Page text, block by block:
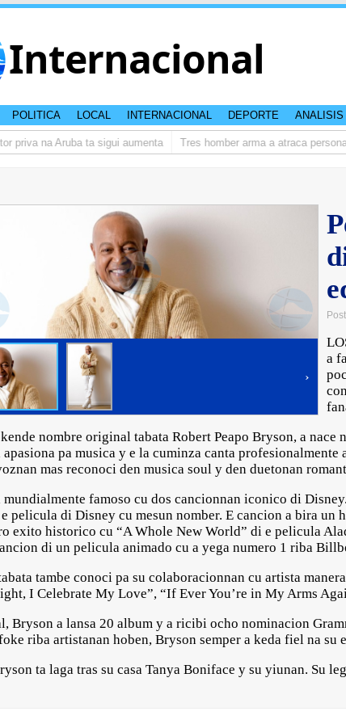
Internacional
POLITICA LOCAL INTERNACIONAL DEPORTE ANALISIS
na Aruba ta sigui aumenta Tres homber arma a atraca persona
›
a
nombre original tabata Robert Peapo Bryson, a nace
pa musica y e la cuminza canta
mas reconoci den musica soul y den duetonan
mundialmente famoso cu dos cancionnan iconico di
pelicula di Disney cu mesun nomber. E cancion a bira un
exito historico cu “A Whole New World” di e pelicula
di un pelicula animado cu a yega numero 1 riba
tambe conoci pa su colaboracionnan cu artista
I Celebrate My Love”, “If Ever You’re in My Arms
Bryson a lansa 20 album y a ricibi ocho nominacion
riba artistanan hoben, Bryson semper a keda fiel na
ta laga tras su casa Tanya Boniface y su yiunan. Su